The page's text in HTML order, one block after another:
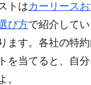
トはカーリース
び方で紹介して
ます。各社の特
を当てると、自
。